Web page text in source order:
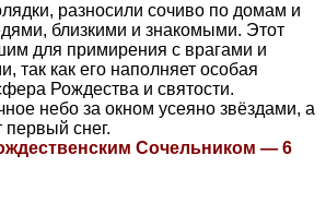
разносили сочиво по домам и
близкими и знакомыми. Этот
для примирения с врагами и
так как его наполняет особая
Рождества и святости.
небо за окном усеяно звёздами, а
первый снег.
Сочельником — 6